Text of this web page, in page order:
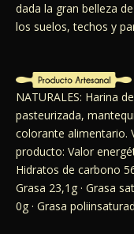
dada la gran belleza
los suelos, techos y
NATURALES: Harina
pasteurizada,
colorante alimentario.
producto: Valor
Hidratos de carbono
Grasa 23,1g · Grasa
0g · Grasa